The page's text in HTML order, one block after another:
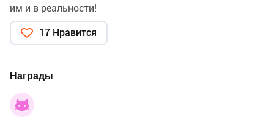
им и в реальности!
17 Нравится
Награды